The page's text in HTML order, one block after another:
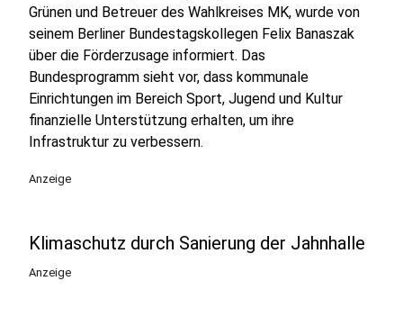
Grünen und Betreuer des Wahlkreises MK, wurde von
seinem Berliner Bundestagskollegen Felix Banaszak
über die Förderzusage informiert. Das
Bundesprogramm sieht vor, dass kommunale
Einrichtungen im Bereich Sport, Jugend und Kultur
finanzielle Unterstützung erhalten, um ihre
Infrastruktur zu verbessern.
Anzeige
Klimaschutz durch Sanierung der Jahnhalle
Anzeige